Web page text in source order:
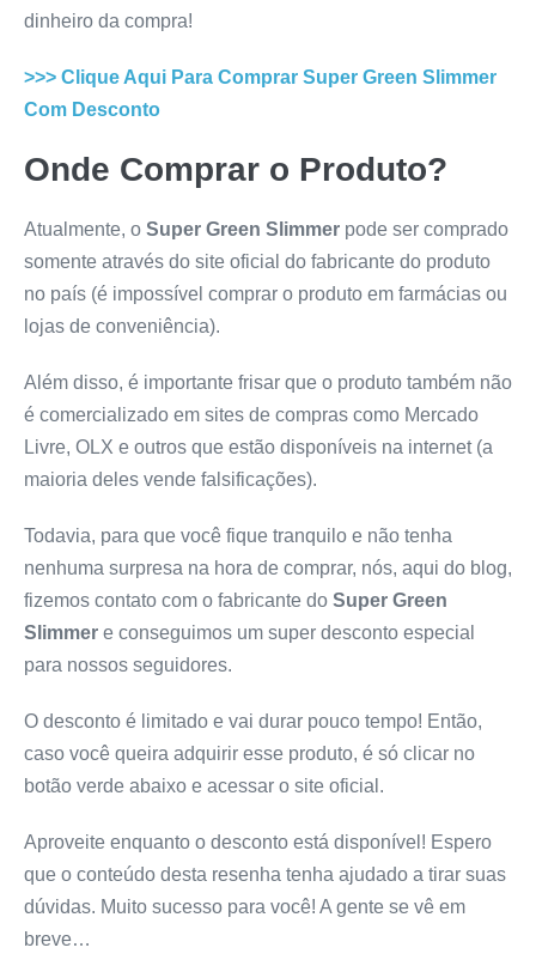
dinheiro da compra!
>>> Clique Aqui Para Comprar Super Green Slimmer
Com Desconto
Onde Comprar o Produto?
Atualmente, o Super Green Slimmer pode ser comprado
somente através do site oficial do fabricante do produto
no país (é impossível comprar o produto em farmácias ou
lojas de conveniência).
Além disso, é importante frisar que o produto também não
é comercializado em sites de compras como Mercado
Livre, OLX e outros que estão disponíveis na internet (a
maioria deles vende falsificações).
Todavia, para que você fique tranquilo e não tenha
nenhuma surpresa na hora de comprar, nós, aqui do blog,
fizemos contato com o fabricante do Super Green
Slimmer e conseguimos um super desconto especial
para nossos seguidores.
O desconto é limitado e vai durar pouco tempo! Então,
caso você queira adquirir esse produto, é só clicar no
botão verde abaixo e acessar o site oficial.
Aproveite enquanto o desconto está disponível! Espero
que o conteúdo desta resenha tenha ajudado a tirar suas
dúvidas. Muito sucesso para você! A gente se vê em
breve…